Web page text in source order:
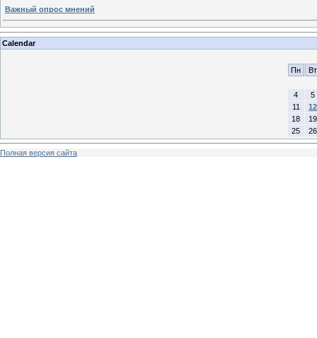
Важный опрос мнений
Calendar
Пн Вт
4
5
11
12
18
19
25
26
Полная версия сайта